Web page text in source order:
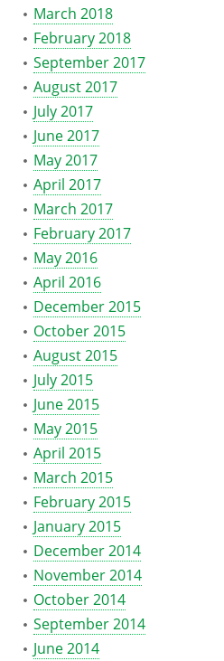
March 2018
February 2018
September 2017
August 2017
July 2017
June 2017
May 2017
April 2017
March 2017
February 2017
May 2016
April 2016
December 2015
October 2015
August 2015
July 2015
June 2015
May 2015
April 2015
March 2015
February 2015
January 2015
December 2014
November 2014
October 2014
September 2014
June 2014